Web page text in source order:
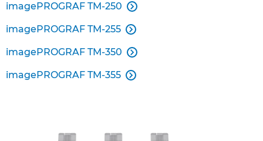
imagePROGRAF TM-250 
imagePROGRAF TM-255 
imagePROGRAF TM-350 
imagePROGRAF TM-355 